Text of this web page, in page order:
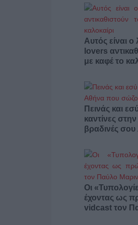
Αυτός είναι
lovers
με καφέ το
Πεινάς και
καντίνες
βραδινές σου
Οι
έχοντας ως
vidcast τον